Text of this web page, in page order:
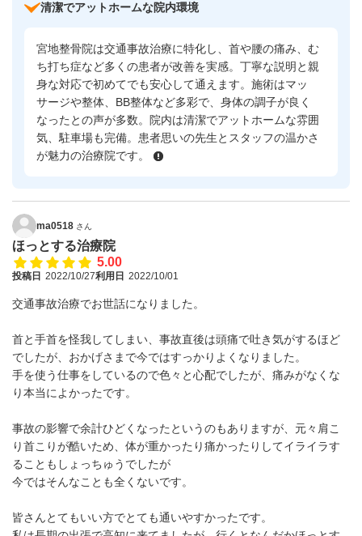
清潔でアットホームな院内環境
宮地整骨院は交通事故治療に特化し、首や腰の痛み、む
ち打ち症など多くの患者が改善を実感。丁寧な説明と親
身な対応で初めてでも安心して通えます。施術はマッ
サージや整体、BB整体など多彩で、身体の調子が良く
なったとの声が多数。院内は清潔でアットホームな雰囲
気、駐車場も完備。患者思いの先生とスタッフの温かさ
が魅力の治療院です。
ma0518 さん
ほっとする治療院
5.00
投稿日 2022/10/27利用日 2022/10/01
交通事故治療でお世話になりました。
首と手首を怪我してしまい、事故直後は頭痛で吐き気がするほど
でしたが、おかげさまで今ではすっかりよくなりました。
手を使う仕事をしているので色々と心配でしたが、痛みがなくな
り本当によかったです。
事故の影響で余計ひどくなったというのもありますが、元々肩こ
り首こりが酷いため、体が重かったり痛かったりしてイライラす
ることもしょっちゅうでしたが
今ではそんなことも全くないです。
皆さんとてもいい方でとても通いやすかったです。